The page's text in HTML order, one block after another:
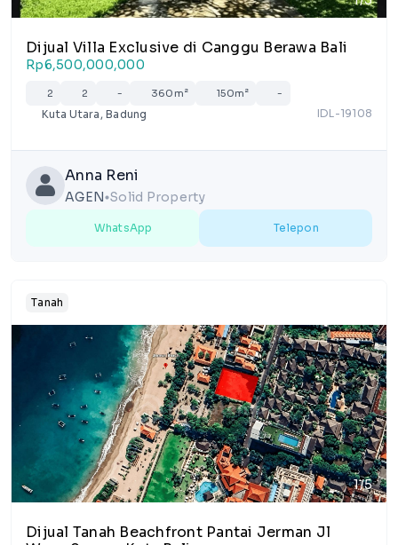
Dijual Villa Exclusive di Canggu Berawa Bali
Rp6,500,000,000
2 2 - 360m² 150m² -
Kuta Utara, Badung IDL-19108
Anna Reni
AGEN lens Solid Property
WhatsApp Telepon
Tanah
1/5
Dijual Tanah Beachfront Pantai Jerman Jl